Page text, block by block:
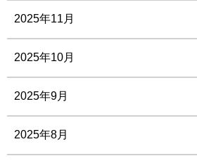
2025年11月
2025年10月
2025年9月
2025年8月